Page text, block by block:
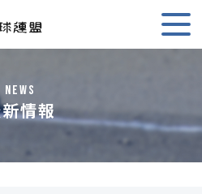
NEWS
情報